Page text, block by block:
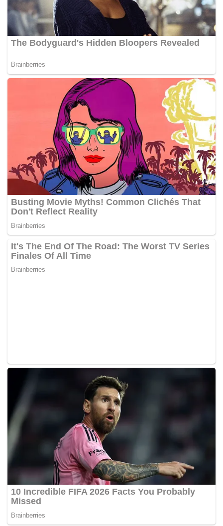
kenderaan)?
Narresh: Saya terus bercakap dengan dia ‘bangun-
bangun, please say something (tolong cakap sesuatu). Be
tiba di hospital). Sambil-sambil itu saya raba poket seluar
dia dan jumpa telefon miliknya. Ada dua panggilan masuk
tetapi saya tidak jawab sehingga panggilan ketiga, baru
Hamdan: Siapa yang menelefon?
Narresh: Saya nampak nama BB Azrul. Saya cakap
dengan pemanggil ‘bang, kawan cedera. Sekarang on the
way (dalam perjalanan) ke SJMC. Tolong datang sana.’
Saya kemudian matikan telefon milik anggota bomba.
Hamdan: Apa yang berlaku sebaik kamu tiba di SJMC?
Narresh: Saya turun terus ke bahagian kecemasan minta
kakitangan hospital bertanya mengenai dokumen seperti
dalam 10 hingga 15 minit kemudian.
“Jam 4 pagi, abang anggota bomba (Muhammad Adib)
tiba dan saya serahkan semua barang milik mangsa
kepada abangnya termasuk telefon bimbit.
“Pada jam 4.30 pagi selepas menerima maklum balas
daripada doktor merawat mangsa yang menyatakan
keadaannya okay, barulah saya pulang ke rumah,”
katanya.
Terdahulu, Narresh bersama rakannya, S Surresh, 33, dan
lima yang lain ke sana untuk melihat apa yang berlaku.